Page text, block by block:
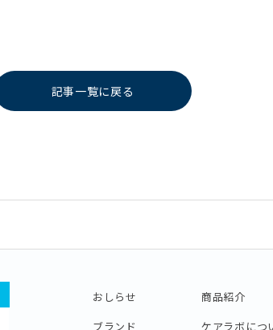
記事一覧に戻る
おしらせ
ブランド
商品紹介
ケアラボにつ